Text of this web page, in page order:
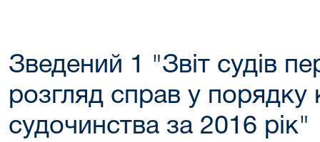
Зведений 1 "Звіт судів
розгляд справ у порядку
судочинства за 2016 рік"